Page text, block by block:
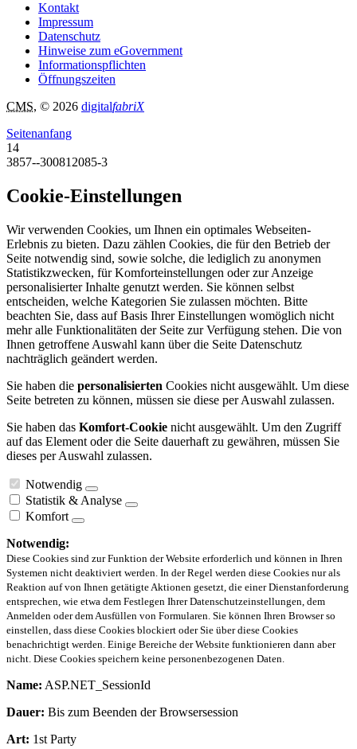
Kontakt
Impressum
Datenschutz
Hinweise zum eGovernment
Informationspflichten
Öffnungszeiten
CMS, © 2026 digitalfabriX
Seitenanfang
14
3857--300812085-3
Cookie-Einstellungen
Wir verwenden Cookies, um Ihnen ein optimales Webseiten-
Erlebnis zu bieten. Dazu zählen Cookies, die für den Betrieb der
Seite notwendig sind, sowie solche, die lediglich zu anonymen
Statistikzwecken, für Komforteinstellungen oder zur Anzeige
personalisierter Inhalte genutzt werden. Sie können selbst
entscheiden, welche Kategorien Sie zulassen möchten. Bitte
beachten Sie, dass auf Basis Ihrer Einstellungen womöglich nicht
mehr alle Funktionalitäten der Seite zur Verfügung stehen. Die von
Ihnen getroffene Auswahl kann über die Seite Datenschutz
nachträglich geändert werden.
Sie haben die personalisierten Cookies nicht ausgewählt. Um diese
Seite betreten zu können, müssen sie diese per Auswahl zulassen.
Sie haben das Komfort-Cookie nicht ausgewählt. Um den Zugriff
auf das Element oder die Seite dauerhaft zu gewähren, müssen Sie
dieses per Auswahl zulassen.
Notwendig
Statistik & Analyse
Komfort
Notwendig:
Diese Cookies sind zur Funktion der Website erforderlich und können in Ihren
Systemen nicht deaktiviert werden. In der Regel werden diese Cookies nur als
Reaktion auf von Ihnen getätigte Aktionen gesetzt, die einer Dienstanforderung
entsprechen, wie etwa dem Festlegen Ihrer Datenschutzeinstellungen, dem
Anmelden oder dem Ausfüllen von Formularen. Sie können Ihren Browser so
einstellen, dass diese Cookies blockiert oder Sie über diese Cookies
benachrichtigt werden. Einige Bereiche der Website funktionieren dann aber
nicht. Diese Cookies speichern keine personenbezogenen Daten.
Name: ASP.NET_SessionId
Dauer: Bis zum Beenden der Browsersession
Art: 1st Party